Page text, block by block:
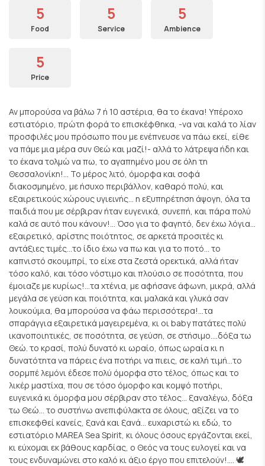
5
Food
5
Service
5
Ambience
5
Price
Αν μπορούσα να βάλω 7 ή 10 αστέρια, θα το έκανα! Υπέροχο
εστιατόριο, πρώτη φορά το επισκέφθηκα, -να ναι καλά το λίαν
προσφιλές μου πρόσωπο που με ενέπνευσε να πάω εκεί, είθε
να πάμε μια μέρα συν Θεώ και μαζί!- αλλά το λάτρεψα ήδη και
το έκανα τολμώ να πω, το αγαπημένο μου σε όλη τη
Θεσσαλονίκη!... Το μέρος λιτό, όμορφα και σοφά
διακοσμημένο, με ήσυχο περιβάλλον, καθαρό πολύ, και
εξαιρετικούς χώρους υγιεινής... η εξυπηρέτηση άψογη, όλα τα
παιδιά που με σέρβιραν ήταν ευγενικά, συνεπή, και πάρα πολύ
καλά σε αυτό που κάνουν!... Όσο για το φαγητό, δεν έχω λόγια...
εξαιρετικό, αρίστης ποιότητος, σε αρκετά προσιτές κι
αντάξιες τιμές...το ίδιο έχω να πω και για το ποτό... το
καπνιστό σκουμπρί, το είχε στα ζεστά ορεκτικά, αλλά ήταν
τόσο καλό, και τόσο νόστιμο και πλούσιο σε ποσότητα, που
έμοιαζε με κυρίως!...τα χτένια, με αφήσανε άφωνη, μικρά, αλλά
μεγάλα σε γεύση και ποιότητα, και μαλακά και γλυκά σαν
λουκούμια, θα μπορούσα να φάω περισσότερα!...τα
σπαράγγια εξαιρετικά μαγειρεμένα, κι οι baby πατάτες πολύ
ικανοποιητικές, σε ποσότητα, σε γεύση, σε στήσιμο....δόξα τω
Θεώ. το κρασί, πολύ δυνατό κι ωραίο, όπως ωραία κι η
δυνατότητα να πάρεις ένα ποτήρι να πιεις, σε καλή τιμή...το
σορμπέ λεμόνι έδεσε πολύ όμορφα στο τέλος, όπως και το
λικέρ μαστίχα, που σε τόσο όμορφο και κομψό ποτήρι,
ευγενικά κι όμορφα μου σέρβιραν στο τέλος... ξαναλέγω, δόξα
τω Θεώ... το συστήνω ανεπιφύλακτα σε όλους, αξίζει να το
επισκεφθεί κανείς, ξανά και ξανά... ευχαριστώ κι εδώ, το
εστιατόριο MAREA Sea Spirit, κι όλους όσους εργάζονται εκεί,
κι εύχομαι εκ βάθους καρδίας, ο Θεός να τους ευλογεί και να
τους ενδυναμώνει στο καλό κι άξιο έργο που επιτελούν!.... 🕊️